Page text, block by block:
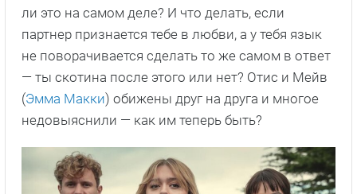
ли это на самом деле? И что делать, если
партнер признается тебе в любви, а у тебя язык
не поворачивается сделать то же самом в ответ
— ты скотина после этого или нет? Отис и Мейв
(Эмма Макки) обижены друг на друга и многое
недовыяснили — как им теперь быть?